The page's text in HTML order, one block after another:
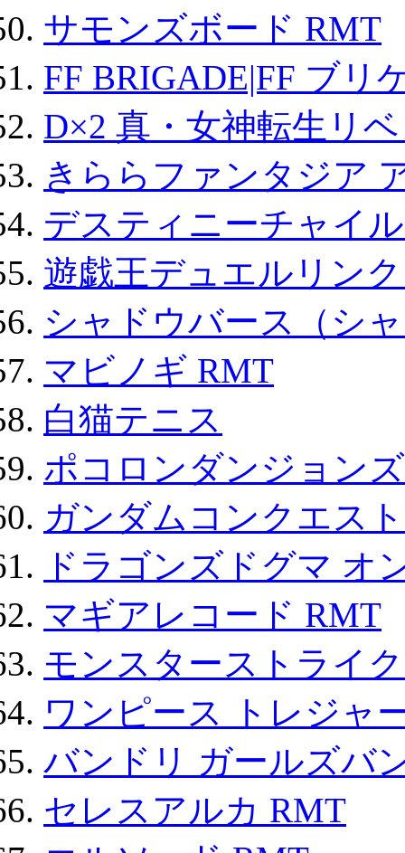
サモンズボード RMT
FF BRIGADE|FF ブリ
D×2 真・女神転生リ
きららファンタジア
デスティニーチャイ
遊戯王デュエルリン
シャドウバース（シ
マビノギ RMT
白猫テニス
ポコロンダンジョン
ガンダムコンクエスト
ドラゴンズドグマ オ
マギアレコード RMT
モンスターストライ
ワンピース トレジャ
バンドリ ガールズバ
セレスアルカ RMT